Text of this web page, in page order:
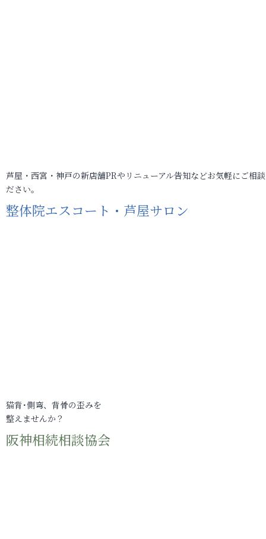
芦屋・西宮・神戸の新店舗PRやリニューアル告知などお気軽にご相
ださい。
整体院エスコート・芦屋サロン
猫背･側弯、背骨の歪みを
整えませんか？
阪神相続相談協会